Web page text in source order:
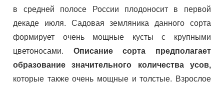
в средней полосе России плодоносит в первой
декаде июля. Садовая земляника данного сорта
формирует очень мощные кусты с крупными
цветоносами. Описание сорта предполагает
образование значительного количества усов,
которые также очень мощные и толстые. Взрослое